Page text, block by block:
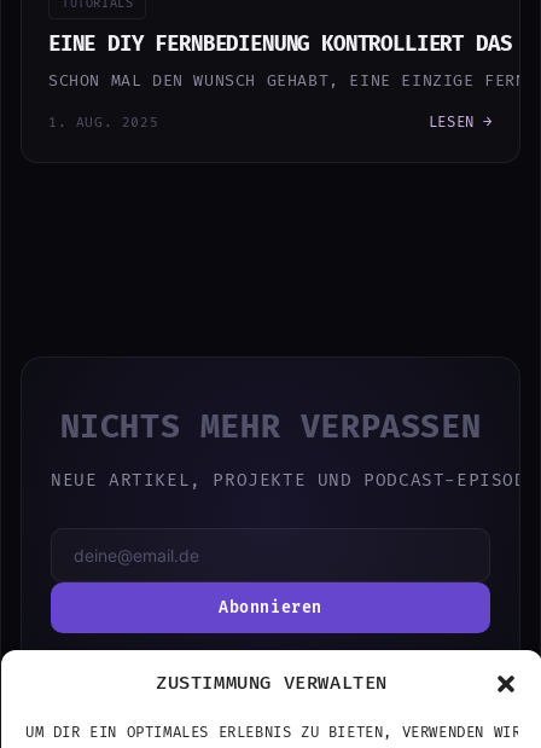
ZUSTIMMUNG VERWALTEN
UM DIR EIN OPTIMALES ERLEBNIS ZU BIETEN, VERWENDEN WIR
TUTORIALS
EINE DIY FERNBEDIENUNG KONTROLLIERT DAS
SCHON MAL DEN WUNSCH GEHABT, EINE EINZIGE
1. AUG. 2025 LESEN →
NICHTS MEHR VERPASSEN
NEUE ARTIKEL, PROJEKTE UND PODCAST-
Abonnieren
ODER FOLGE MIR AUF:
PODCAST YOUTUBE